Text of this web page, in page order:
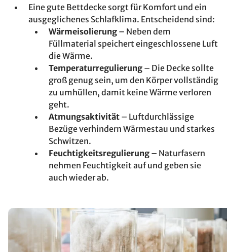
Eine gute Bettdecke sorgt für Komfort und ein
ausgeglichenes Schlafklima. Entscheidend sind:
Wärmeisolierung – Neben dem
Füllmaterial speichert eingeschlossene Luft
die Wärme.
Temperaturregulierung – Die Decke sollte
groß genug sein, um den Körper vollständig
zu umhüllen, damit keine Wärme verloren
geht.
Atmungsaktivität – Luftdurchlässige
Bezüge verhindern Wärmestau und starkes
Schwitzen.
Feuchtigkeitsregulierung – Naturfasern
nehmen Feuchtigkeit auf und geben sie
auch wieder ab.